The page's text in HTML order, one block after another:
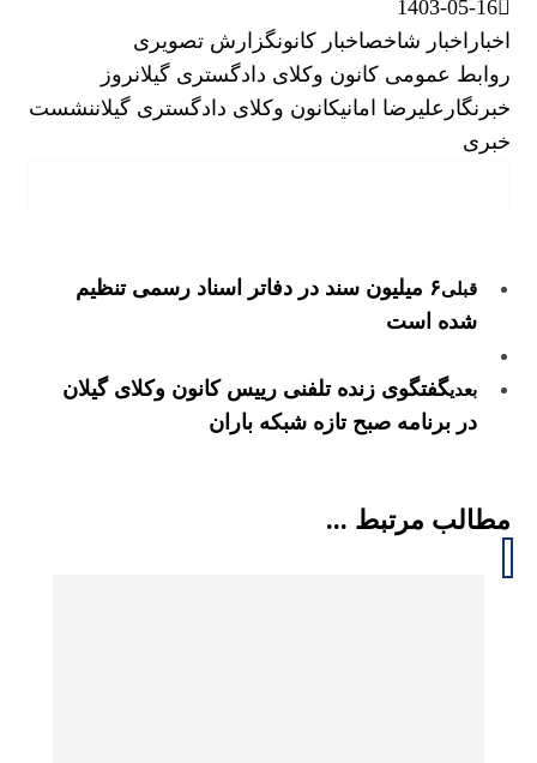
1403-05-16
اخبار اخبار شاخصاخبار کانونگزارش تصویری
روابط عمومی کانون وکلای دادگستری گیلانروز
خبرنگار علیرضا امانیکانون وکلای دادگستری گیلاننشست
خبری
قبلی
۶ میلیون سند در دفاتر اسناد رسمی تنظیم
شده است
بعدیگفتگوی زنده تلفنی رییس کانون وکلای گیلان
در برنامه صبح تازه شبکه باران
مطالب مرتبط ...